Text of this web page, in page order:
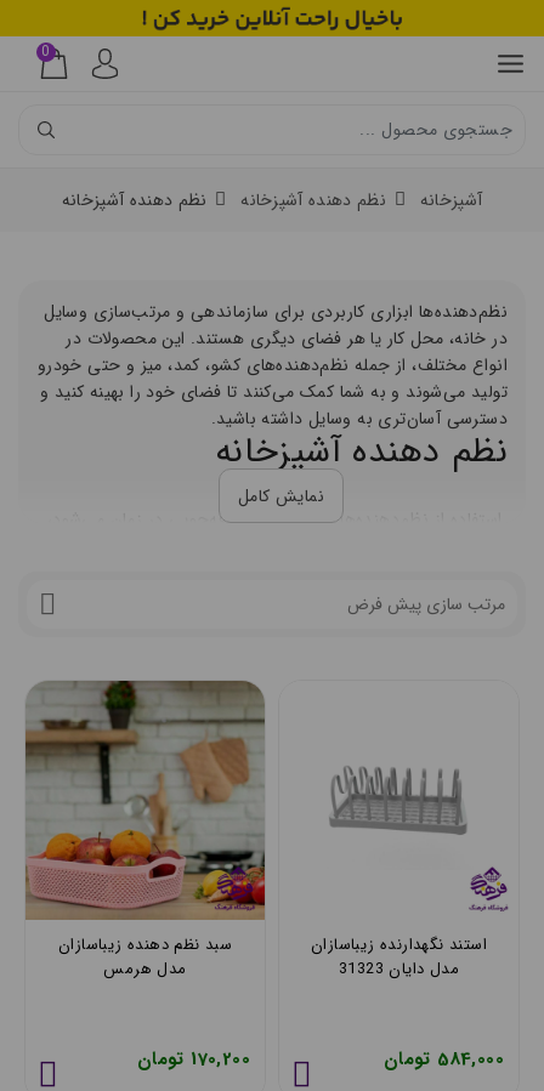
0
آشپزخانه نظم دهنده آشپزخانه نظم دهنده آشپزخانه
نظم‌دهنده‌ها ابزاری کاربردی برای سازماندهی و مرتب‌سازی وسایل
در خانه، محل کار یا هر فضای دیگری هستند. این محصولات در
انواع مختلف، از جمله نظم‌دهنده‌های کشو، کمد، میز و حتی خودرو
تولید می‌شوند و به شما کمک می‌کنند تا فضای خود را بهینه کنید و
دسترسی آسان‌تری به وسایل داشته باشید.
نظم دهنده آشپزخانه
استفاده از نظم‌دهنده‌ها نه‌تنها باعث صرفه‌جویی در زمان می‌شود،
تأثیر چشمگیری در افزایش بهره‌وری و آرامش شما داشته باشد.
نظم‌دهنده‌ها ابزارهایی هستند که به ما کمک می‌کنند تا فضا را
مرتب و سازمان‌دهی کنیم. انواع مختلفی از نظم‌دهنده‌ها برای
مقاصد مختلف وجود دارند که به شما در نظم‌دهی به اشیاء و
استفاده بهینه از فضا کمک می‌کنند. در ادامه به انواع رایج
برای خرید انواع ظروف پخت و پز با کیفیت بالا و طراحی مدرن به
• معمولاً در کشوها یا کابینت‌ها استفاده می‌شوند.
نمایش کامل
استند نگهدارنده زیباسازان
مدل دایان 31323
584,000 تومان
سبد نظم دهنده زیباسازان
مدل هرمس
170,200 تومان